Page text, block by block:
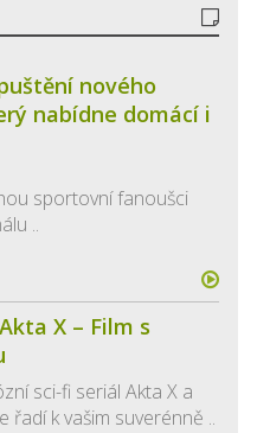
nového
nabídne domácí i
sportovní fanoušci
..
X – Film s
sci-fi seriál Akta X a
řadí k vašim suverénně ..